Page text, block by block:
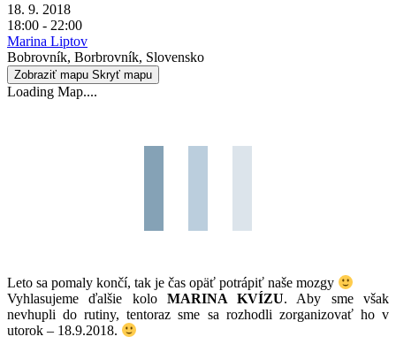
18. 9. 2018
18:00 - 22:00
Marina Liptov
Bobrovník, Borbrovník, Slovensko
Zobraziť mapu Skryť mapu
Loading Map....
Leto sa pomaly končí, tak je čas opäť potrápiť naše mozgy
Vyhlasujeme ďalšie kolo MARINA KVÍZU. Aby sme však
nevhupli do rutiny, tentoraz sme sa rozhodli zorganizovať ho v
utorok – 18.9.2018.